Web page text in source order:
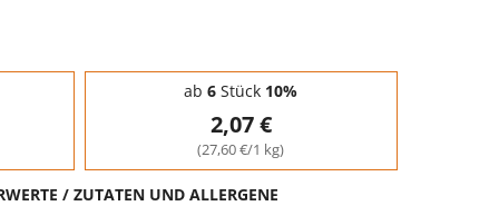
ab 6 Stück 10%
2,07 €
(27,60 €/1 kg)
/ ZUTATEN UND ALLERGENE